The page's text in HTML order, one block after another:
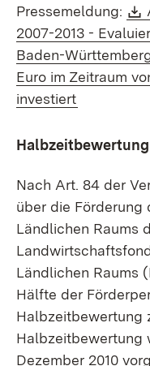
Pressemeldung:
2007-2013 -
Baden-
Euro im Zeitraum
investiert
Halbzeitbewertung
Nach Art. 84 der
über die Förderung
Ländlichen Raums
Ländlichen Raums (
Hälfte der Fö
Halbzeitbewertung
Halbzeitbewertung
Dezember 2010